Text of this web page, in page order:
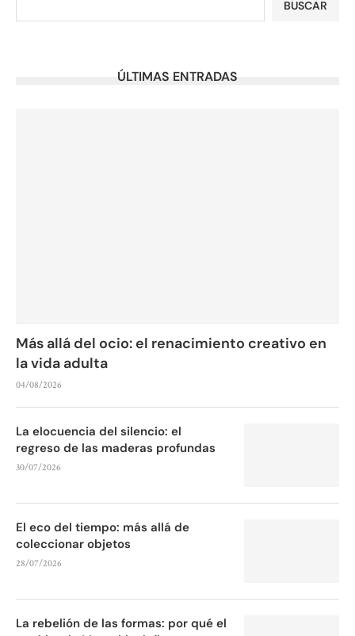
BUSCAR
ÚLTIMAS ENTRADAS
Más allá del ocio: el renacimiento creativo en
la vida adulta
04/08/2026
La elocuencia del silencio: el
regreso de las maderas profundas
30/07/2026
El eco del tiempo: más allá de
coleccionar objetos
28/07/2026
La rebelión de las formas: por qué el